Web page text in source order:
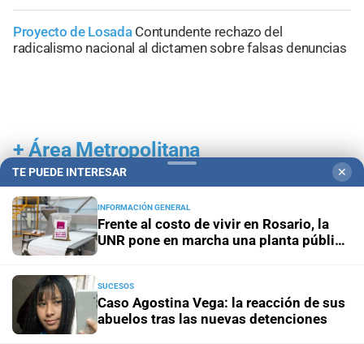
Proyecto de Losada Contundente rechazo del
radicalismo nacional al dictamen sobre falsas denuncias
+Área Metropolitana
TE PUEDE INTERESAR ✕
INFORMACIÓN GENERAL
Frente al costo de vivir en Rosario, la
UNR pone en marcha una planta pública
SUCESOS
Caso Agostina Vega: la reacción de sus
abuelos tras las nuevas detenciones